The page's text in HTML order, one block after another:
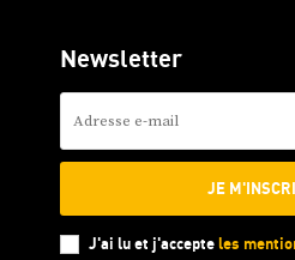
Newsletter
JE
J'ai lu et j'accepteles